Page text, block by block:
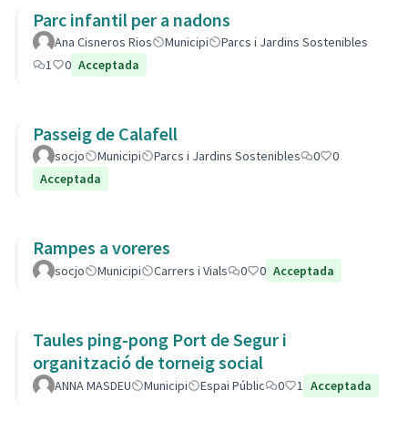
Parc infantil per a nadons
Ana Cisneros Rios Municipi
Parcs i Jardins Sostenibles
1
0 Acceptada
Passeig de Calafell
socjo Municipi Parcs i Jardins Sostenibles 0
0
Acceptada
Rampes a voreres
socjo Municipi Carrers i Vials 0 0 Acceptada
Taules ping-pong Port de Segur i
organització de torneig social
ANNA MASDEU Municipi Espai Públic 0 1 Acceptada